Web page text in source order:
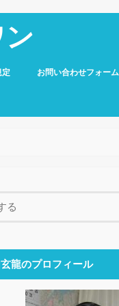
定 お問い合わせフォーム
龍のプロフィール